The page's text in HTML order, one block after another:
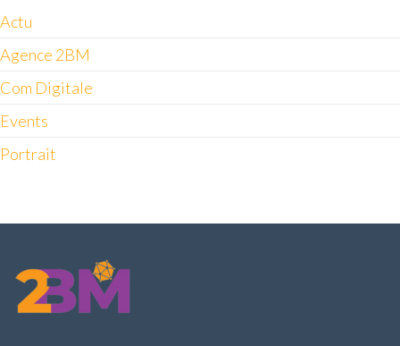
Actu
Agence 2BM
Com Digitale
Events
Portrait